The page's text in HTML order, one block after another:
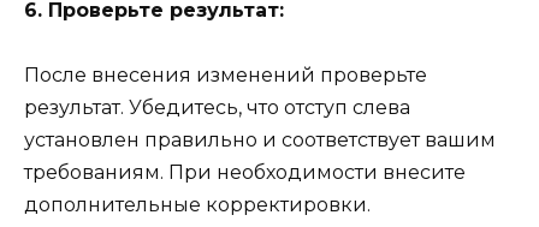
6. Проверьте результат:
После внесения изменений проверьте
результат. Убедитесь, что отступ слева
установлен правильно и соответствует вашим
требованиям. При необходимости внесите
дополнительные корректировки.